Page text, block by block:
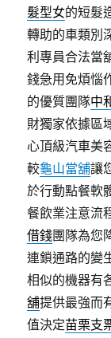
髮型女的短髮
轉助的車類別
利專員合法當
錢急用免煩惱
的優質團隊中
財獨家依據區
心頂級汽車美
較龜山當舖讓
於行動點餐軟
餐飲業注意流
借錢團隊為您
連鎖通路的變
相似的機器有
舖提供最強而
值決定苗栗支